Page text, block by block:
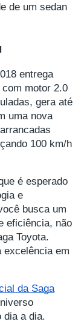
de um sedan
entrega
motor 2.0
gera até
uma nova
100 km/h
é esperado
e
busca um
eficiência, não
Toyota.
excelência em
da Saga
dia a dia.